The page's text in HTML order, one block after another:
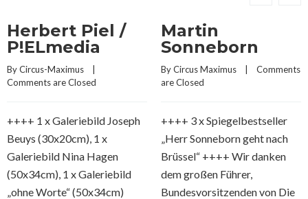
Herbert Piel /
P!ELmedia
By Circus-Maximus
Comments are Closed
++++ 1 x Galeriebild Joseph
Beuys (30x20cm), 1 x
Galeriebild Nina Hagen
(50x34cm), 1 x Galeriebild
„ohne Worte“ (50x34cm)
Martin
Sonneborn
By Circus Maximus
Comments
are Closed
++++ 3 x Spiegelbestseller
„Herr Sonneborn geht nach
Brüssel“ ++++ Wir danken
dem großen Führer,
Bundesvorsitzenden von Die